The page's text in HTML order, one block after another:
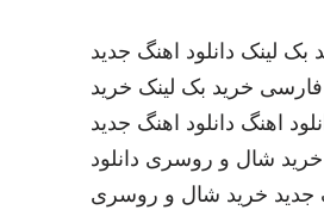
بک لینک دانلود اهنگ جدید
فارسی خرید بک لینک خرید
اهنگ دانلود اهنگ جدید
خرید شال و روسری دانلود
جدید خرید شال و روسری